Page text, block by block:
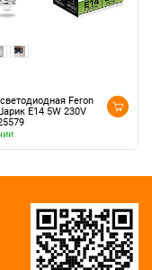
Feron
E14 5W 230V